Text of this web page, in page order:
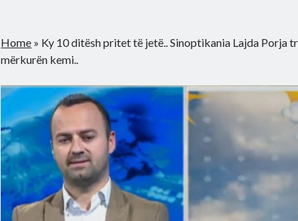
Home » Ky 10 ditësh pritet të jetë.. Sinoptikania Lajda Porja
mërkurën kemi..